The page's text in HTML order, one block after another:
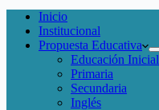
Inicio
Institucional
Propuesta Educativa
Educación Inicial
Primaria
Secundaria
Inglés